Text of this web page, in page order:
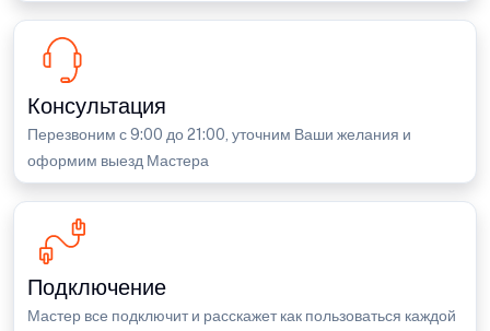
Консультация
Перезвоним с 9:00 до 21:00, уточним Ваши желания и
оформим выезд Мастера
Подключение
Мастер все подключит и расскажет как пользоваться каждой